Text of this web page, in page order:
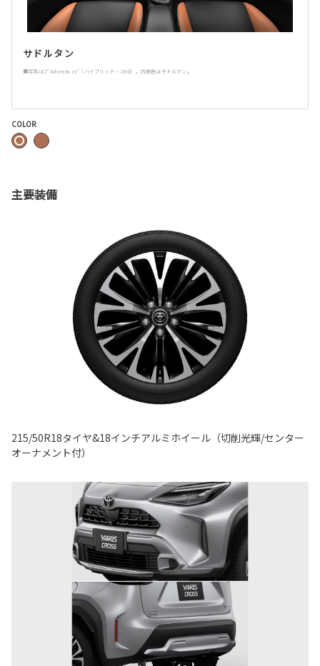
サドルタン
■写真はZ“Adventure”（ハイブリッド・2WD）。内装色はサドルタン。
COLOR
主要装備
215/50R18タイヤ&18インチアルミホイール（切削光輝/センター
オーナメント付）